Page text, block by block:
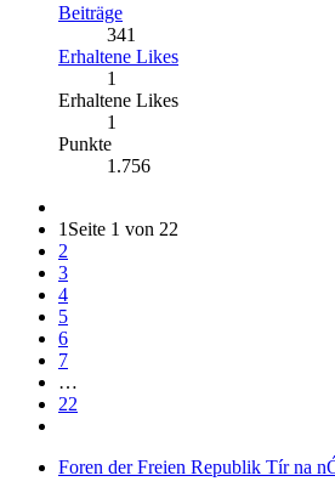
Beiträge
341
Erhaltene Likes
1
Erhaltene Likes
1
Punkte
1.756
1 Seite 1 von 22
2
3
4
5
6
7
…
22
Foren der Freien Republik Tír na